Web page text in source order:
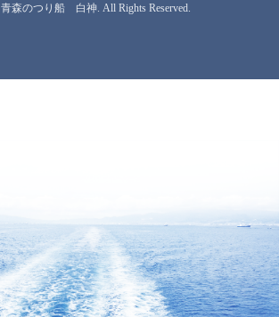
青森のつり船 白神. All Rights Reserved.